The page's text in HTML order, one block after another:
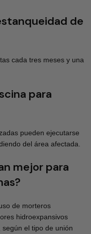
de
cada tres meses y una
para
pueden ejecutarse
del área afectada.
mejor para
de morteros
hidroexpansivos
según el tipo de unión